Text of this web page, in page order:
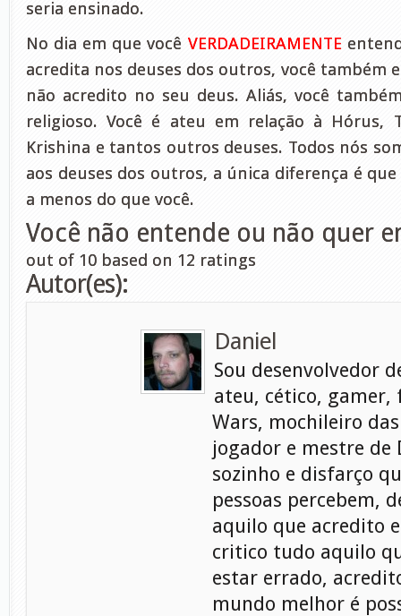
seria ensinado.
No dia em que você VERDADEIRAMENTE
acredita nos deuses dos outros, você também
não acredito no seu deus. Aliás, você
religioso. Você é ateu em relação à Hórus,
Krishina e tantos outros deuses. Todos nós
aos deuses dos outros, a única diferença é
a menos do que você.
Você não entende ou não quer
out of 10 based on 12 ratings
Autor(es):
Daniel
Sou desenvolvedor
ateu, cético, gamer,
Wars, mochileiro
jogador e mestre de
sozinho e disfarço
pessoas percebem,
aquilo que acredito
critico tudo aquilo
estar errado,
mundo melhor é